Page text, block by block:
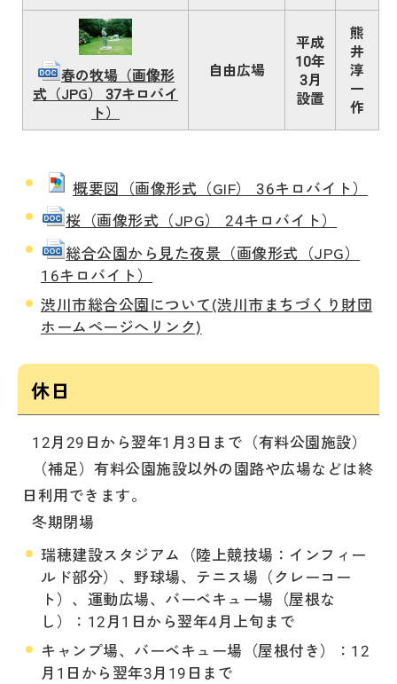
春の牧場（画像形
式（JPG） 37キロバイ
ト）
自由広場
平成
10年
3月
設置
熊
井
淳
一
作
概要図（画像形式（GIF） 36キロバイト）
桜（画像形式（JPG） 24キロバイト）
総合公園から見た夜景（画像形式（JPG）
16キロバイト）
渋川市総合公園について(渋川市まちづくり財団
ホームページへリンク)
休日
12月29日から翌年1月3日まで（有料公園施設）
（補足）有料公園施設以外の園路や広場などは終
日利用できます。
冬期閉場
瑞穂建設スタジアム（陸上競技場：インフィー
ルド部分）、野球場、テニス場（クレーコー
ト）、運動広場、バーベキュー場（屋根な
し）：12月1日から翌年4月上旬まで
キャンプ場、バーベキュー場（屋根付き）：12
月1日から翌年3月19日まで